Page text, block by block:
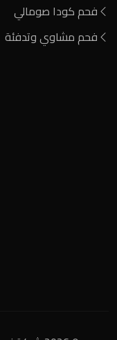
فحم كودا صومالي
فحم مشاوي وتدفئة